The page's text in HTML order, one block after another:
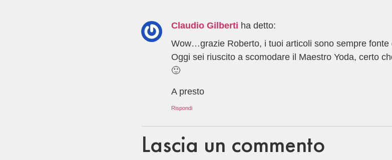
Claudio Gilberti ha detto:
Wow…grazie Roberto, i tuoi articoli sono sempre fonte
Oggi sei riuscito a scomodare il Maestro Yoda, certo
🙂
A presto
Rispondi
Lascia un commento